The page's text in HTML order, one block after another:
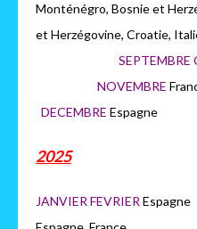
Monténégro, Bosnie et
et Herzégovine,
SEPTEMBRE
NOVEMBRE
DECEMBRE Espagne
2025
JANVIER FEVRIER